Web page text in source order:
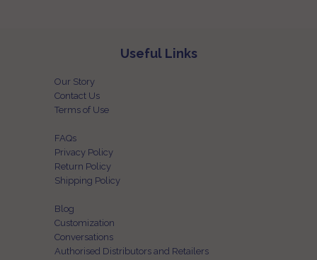
Useful Links
Our Story
Contact Us
Terms of Use
FAQs
Privacy Policy
Return Policy
Shipping Policy
Blog
Customization
Conversations
Authorised Distributors and Retailers